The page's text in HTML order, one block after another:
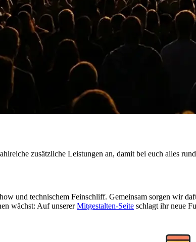
zusätzliche Leistungen an, damit bei euch alles
und technischem Feinschliff. Gemeinsam sorgen wir
wächst: Auf unsererMitgestalten-Seite schlagt ihr neue